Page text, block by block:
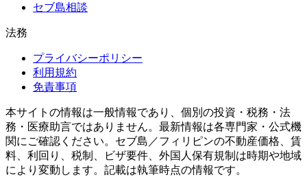
セブ島相談
法務
プライバシーポリシー
利用規約
免責事項
本サイトの情報は一般情報であり、個別の投資・税務・法
務・医療助言ではありません。最新情報は各専門家・公式機
関にご確認ください。セブ島／フィリピンの不動産価格、賃
料、利回り、税制、ビザ要件、外国人保有規制は時期や地域
により変動します。記載は執筆時点の情報です。